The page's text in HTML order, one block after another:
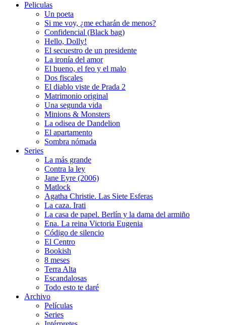
Peliculas
Un poeta
Si me voy, ¿me echarán de menos?
Confidencial (Black bag)
Hello, Dolly!
El secuestro de un presidente
La ironía del amor
El bueno, el feo y el malo
Dos fiscales
El diablo viste de Prada 2
Matrimonio original
Una segunda vida
Minions & Monsters
La odisea de Dandelion
El apartamento
Sombra nómada
Series
La más grande
Contra la ley
Jane Eyre (2006)
Matlock
Agatha Christie. Las Siete Esferas
La caza. Irati
La casa de papel. Berlín y la dama del armiño
Ena. La reina Victoria Eugenia
Código de silencio
El Centro
Bookish
8 meses
Terra Alta
Escandalosas
Todo esto te daré
Archivo
Películas
Series